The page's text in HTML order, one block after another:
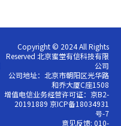
Copyright © 2024 All Rights
Reserved 北京蜜堂有信科技有限
公司
公司地址：北京市朝阳区光华路
和乔大厦C座1508
增值电信业务经营许可证：京B2-
20191889 京ICP备18034931
号-7
意见反馈: 010-